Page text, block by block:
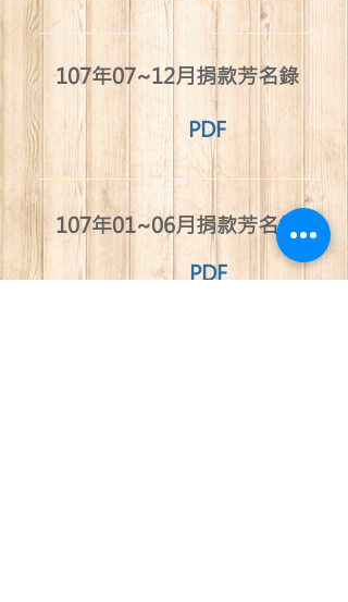
​107年07~12月捐款芳名錄
PDF
​107年01~06月捐款芳名錄
PDF